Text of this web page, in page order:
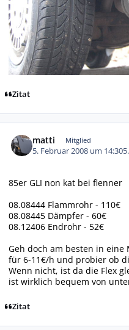
Zitat
matti Mitglied
5. Februar 2008 um 14:30
85er GLI non kat bei flenner
08.08444 Flammrohr - 110€
08.08445 Dämpfer - 60€
08.12406 Endrohr - 52€
Geh doch am besten in
für 6-11€/h und probier ob
Wenn nicht, ist da die Flex
ist wirklich bequem von
Zitat